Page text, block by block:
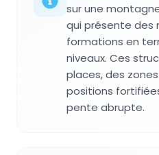
sur une
qui présente des
formations en
niveaux. Ces
places, des
positions
pente abrupte.